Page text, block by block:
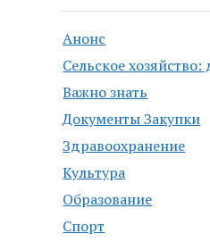
Анонс
Сельское
Важно знать
Документы Закупки
Здравоохранение
Культура
Образование
Спорт